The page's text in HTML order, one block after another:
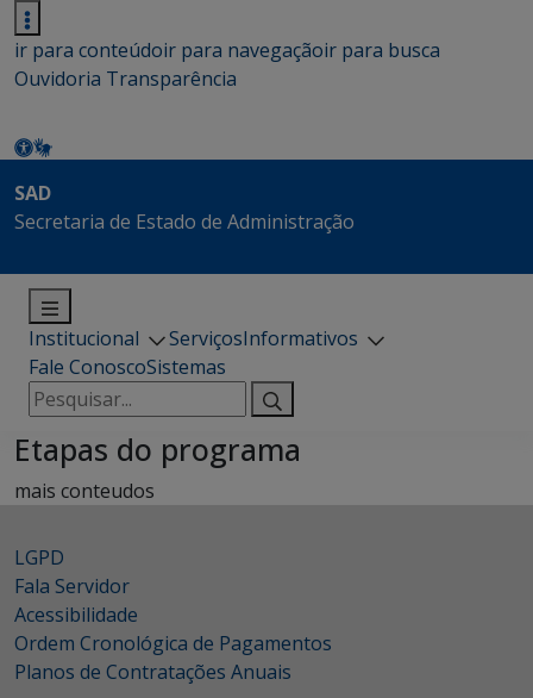
ir para conteúdoir para navegaçãoir para busca
Ouvidoria Transparência
SAD
Secretaria de Estado de Administração
Institucional ServiçosInformativos
Fale ConoscoSistemas
Pesquisar
por:
Etapas do programa
mais conteudos
LGPD
Fala Servidor
Acessibilidade
Ordem Cronológica de Pagamentos
Planos de Contratações Anuais